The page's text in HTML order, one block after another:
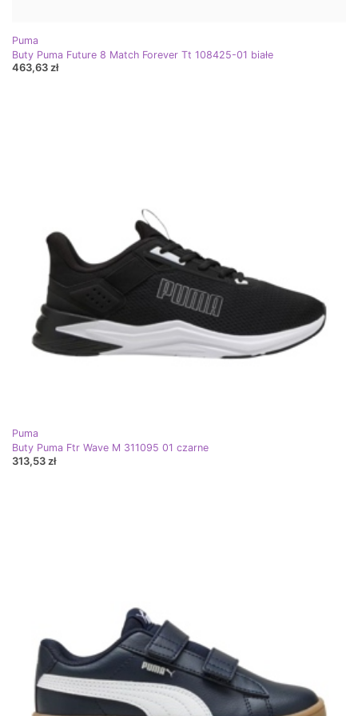
Puma
Buty Puma Future 8 Match Forever Tt 108425-01 białe
463,63 zł
Puma
Buty Puma Ftr Wave M 311095 01 czarne
313,53 zł